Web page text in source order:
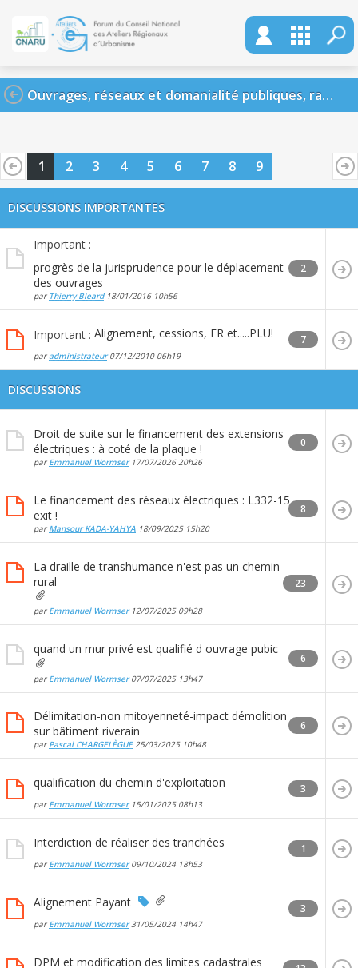
Ouvrages, réseaux et domanialité publiques, raccordements
1 2 3 4 5 6 7 8 9
DISCUSSIONS IMPORTANTES
Important :
progrès de la jurisprudence pour le déplacement
des ouvrages
par Thierry Bleard18/01/2016 10h56
2
Important : Alignement, cessions, ER et.....PLU!
paradministrateur07/12/2010 06h19
7
DISCUSSIONS
Droit de suite sur le financement des extensions
électriques : à coté de la plaque !
par Emmanuel Wormser17/07/202620h26
0
Le financement des réseaux électriques : L332-15
exit !
par Mansour KADA-YAHYA 18/09/2025 15h20
8
La draille de transhumance n'est pas un chemin
rural
par Emmanuel Wormser12/07/2025 09h28
23
quand un mur privé est qualifié d ouvrage pubic
par Emmanuel Wormser07/07/2025 13h47
6
Délimitation-non mitoyenneté-impact démolition
sur bâtiment riverain
par Pascal CHARGELÈGUE25/03/2025 10h48
6
qualification du chemin d'exploitation
par Emmanuel Wormser15/01/2025 08h13
3
Interdiction de réaliser des tranchées
par Emmanuel Wormser09/10/2024 18h53
1
Alignement Payant
par Emmanuel Wormser31/05/2024 14h47
3
DPM et modification des limites cadastrales